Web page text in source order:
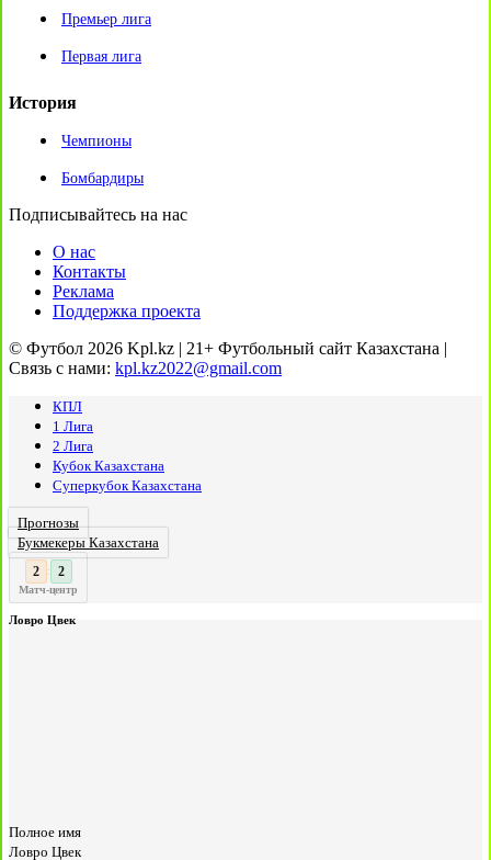
Премьер лига
Первая лига
История
Чемпионы
Бомбардиры
Подписывайтесь на нас
О нас
Контакты
Реклама
Поддержка проекта
© Футбол 2026 Kpl.kz | 21+ Футбольный сайт Казахстана |
Связь с нами: kpl.kz2022@gmail.com
КПЛ
1 Лига
2 Лига
Кубок Казахстана
Суперкубок Казахстана
Прогнозы
Букмекеры Казахстана
: 2
Матч-центр
Ловро Цвек
Полное имя
Ловро Цвек